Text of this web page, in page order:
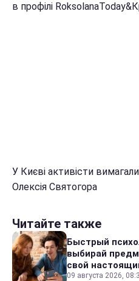
в профілі
У Києві активісти
Олексія Святогора
Читайте также
Быстрый
выбирай
свой
09 августа 2026,